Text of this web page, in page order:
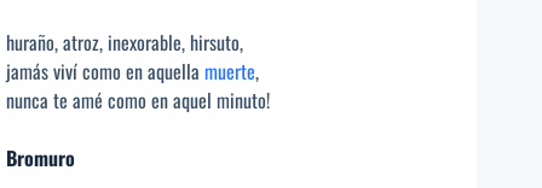
huraño, atroz, inexorable, hirsuto,
jamás viví como en aquella muerte,
nunca te amé como en aquel minuto!
Bromuro